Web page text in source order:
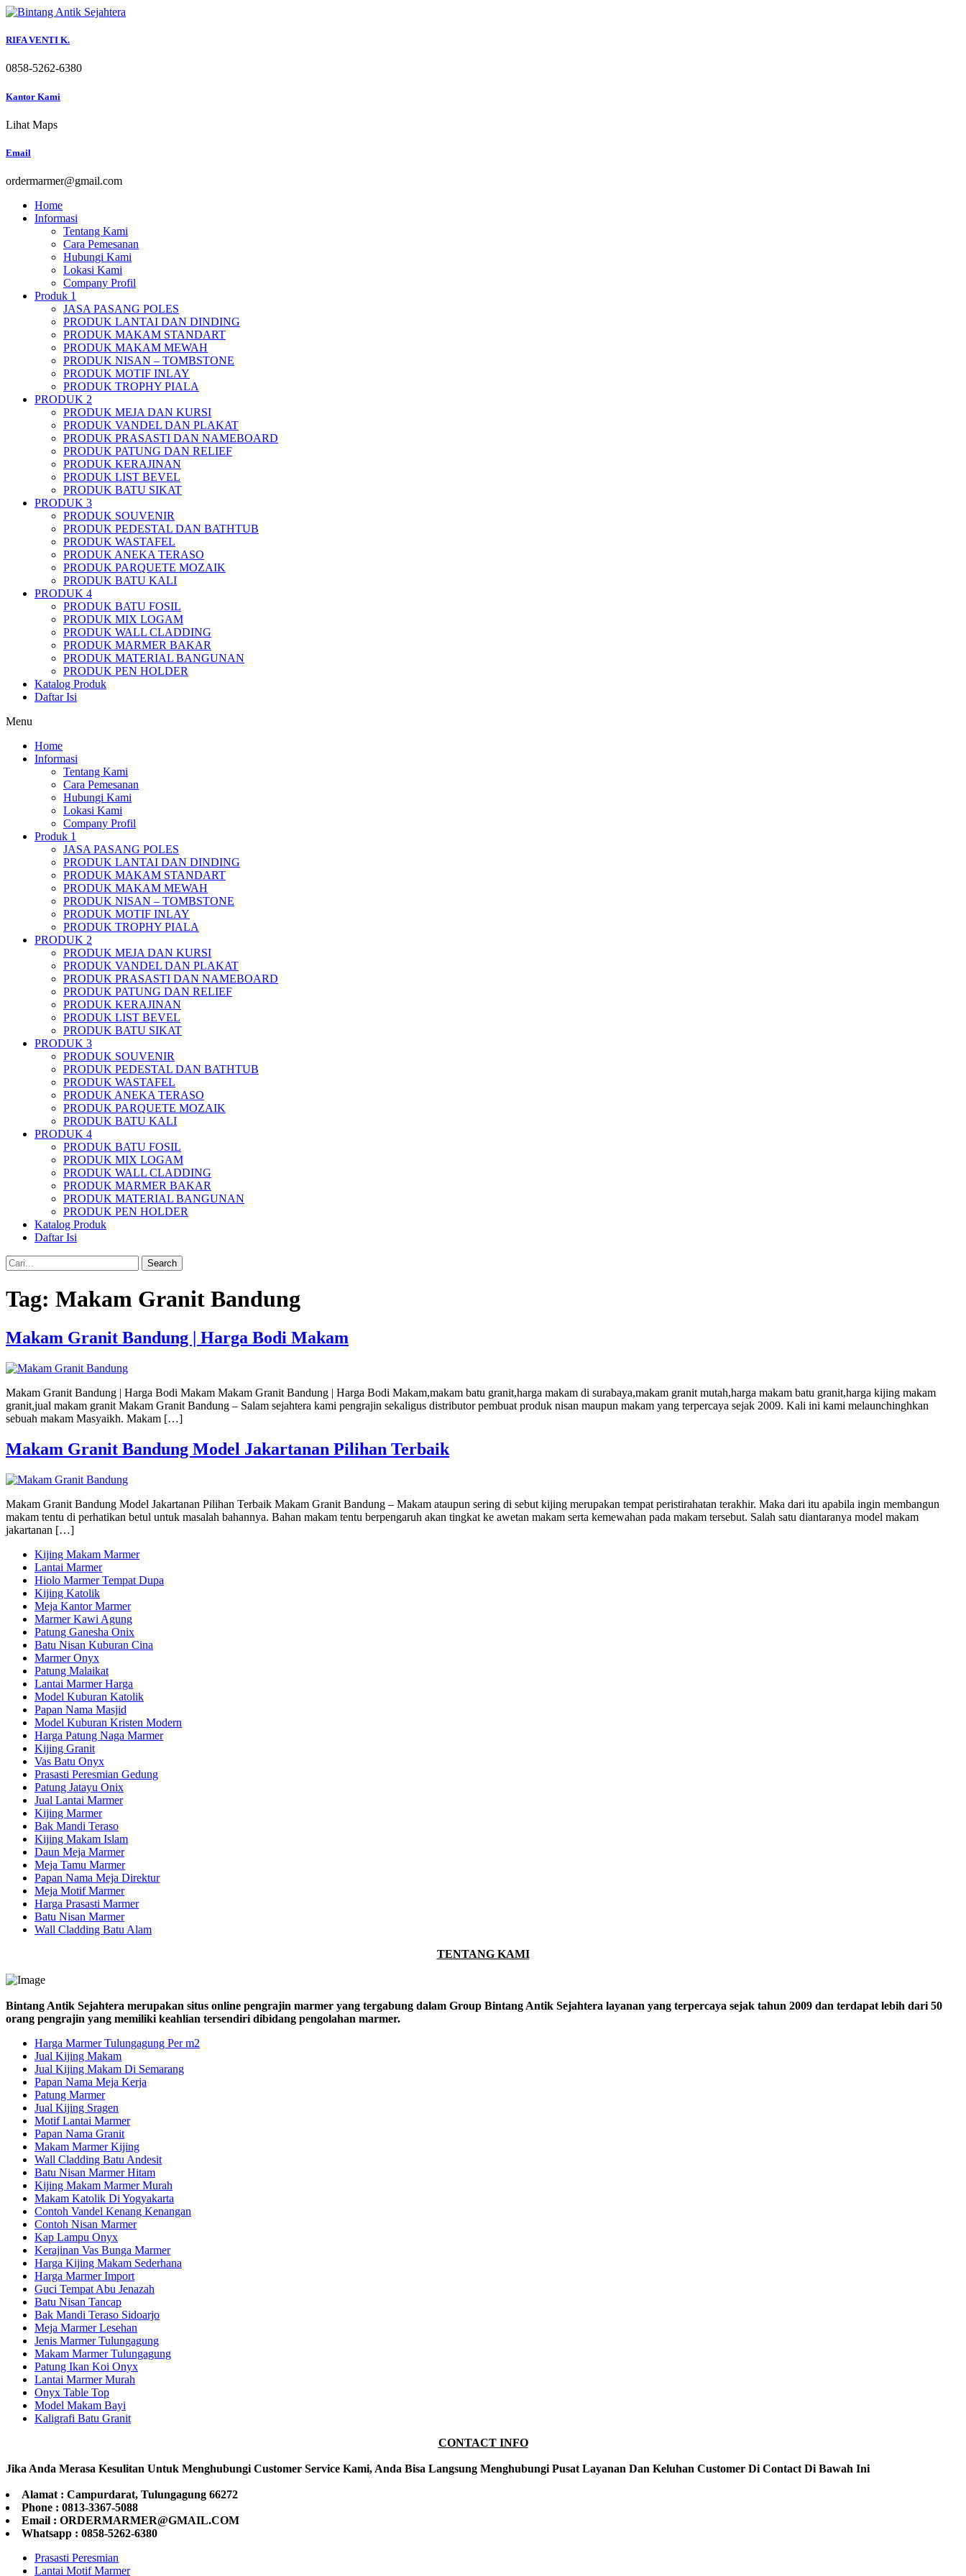
Skip
content
RIFA VENTI K.
0858-5262-6380
Kantor Kami
Lihat Maps
Email
ordermarmer@gmail.com
Home
Informasi
Tentang Kami
Cara Pemesanan
Hubungi Kami
Lokasi Kami
Company Profil
Produk 1
JASA PASANG POLES
PRODUK LANTAI DAN DINDING
PRODUK MAKAM STANDART
PRODUK MAKAM MEWAH
PRODUK NISAN – TOMBSTONE
PRODUK MOTIF INLAY
PRODUK TROPHY PIALA
PRODUK 2
PRODUK MEJA DAN KURSI
PRODUK VANDEL DAN PLAKAT
PRODUK PRASASTI DAN NAMEBOARD
PRODUK PATUNG DAN RELIEF
PRODUK KERAJINAN
PRODUK LIST BEVEL
PRODUK BATU SIKAT
PRODUK 3
PRODUK SOUVENIR
PRODUK PEDESTAL DAN BATHTUB
PRODUK WASTAFEL
PRODUK ANEKA TERASO
PRODUK PARQUETE MOZAIK
PRODUK BATU KALI
PRODUK 4
PRODUK BATU FOSIL
PRODUK MIX LOGAM
PRODUK WALL CLADDING
PRODUK MARMER BAKAR
PRODUK MATERIAL BANGUNAN
PRODUK PEN HOLDER
Katalog Produk
Daftar Isi
Menu
Home
Informasi
Tentang Kami
Cara Pemesanan
Hubungi Kami
Lokasi Kami
Company Profil
Produk 1
JASA PASANG POLES
PRODUK LANTAI DAN DINDING
PRODUK MAKAM STANDART
PRODUK MAKAM MEWAH
PRODUK NISAN – TOMBSTONE
PRODUK MOTIF INLAY
PRODUK TROPHY PIALA
PRODUK 2
PRODUK MEJA DAN KURSI
PRODUK VANDEL DAN PLAKAT
PRODUK PRASASTI DAN NAMEBOARD
PRODUK PATUNG DAN RELIEF
PRODUK KERAJINAN
PRODUK LIST BEVEL
PRODUK BATU SIKAT
PRODUK 3
PRODUK SOUVENIR
PRODUK PEDESTAL DAN BATHTUB
PRODUK WASTAFEL
PRODUK ANEKA TERASO
PRODUK PARQUETE MOZAIK
PRODUK BATU KALI
PRODUK 4
PRODUK BATU FOSIL
PRODUK MIX LOGAM
PRODUK WALL CLADDING
PRODUK MARMER BAKAR
PRODUK MATERIAL BANGUNAN
PRODUK PEN HOLDER
Katalog Produk
Daftar Isi
Search
Tag: Makam Granit Bandung
Makam Granit Bandung | Harga Bodi Makam
Makam Granit Bandung | Harga Bodi Makam Makam Granit Bandung | Harga Bodi Makam,makam batu granit,harga makam di surabaya,makam granit mutah,harga makam batu granit,harga kijing makam
granit,jual makam granit Makam Granit Bandung – Salam sejahtera kami pengrajin sekaligus distributor pembuat produk nisan maupun makam yang terpercaya sejak 2009. Kali ini kami melaunchinghkan
sebuah makam Masyaikh. Makam […]
Makam Granit Bandung Model Jakartanan Pilihan Terbaik
Makam Granit Bandung Model Jakartanan Pilihan Terbaik Makam Granit Bandung – Makam ataupun sering di sebut kijing merupakan tempat peristirahatan terakhir. Maka dari itu apabila ingin membangun
makam tentu di perhatikan betul untuk masalah bahannya. Bahan makam tentu berpengaruh akan tingkat ke awetan makam serta kemewahan pada makam tersebut. Salah satu diantaranya model makam
jakartanan […]
Kijing Makam Marmer
Lantai Marmer
Hiolo Marmer Tempat Dupa
Kijing Katolik
Meja Kantor Marmer
Marmer Kawi Agung
Patung Ganesha Onix
Batu Nisan Kuburan Cina
Marmer Onyx
Patung Malaikat
Lantai Marmer Harga
Model Kuburan Katolik
Papan Nama Masjid
Model Kuburan Kristen Modern
Harga Patung Naga Marmer
Kijing Granit
Vas Batu Onyx
Prasasti Peresmian Gedung
Patung Jatayu Onix
Jual Lantai Marmer
Kijing Marmer
Bak Mandi Teraso
Kijing Makam Islam
Daun Meja Marmer
Meja Tamu Marmer
Papan Nama Meja Direktur
Meja Motif Marmer
Harga Prasasti Marmer
Batu Nisan Marmer
Wall Cladding Batu Alam
TENTANG KAMI
Bintang Antik Sejahtera merupakan situs online pengrajin marmer yang tergabung dalam Group Bintang Antik Sejahtera layanan yang terpercaya sejak tahun 2009 dan terdapat lebih dari 50
orang pengrajin yang memiliki keahlian tersendiri dibidang pengolahan marmer.
Harga Marmer Tulungagung Per m2
Jual Kijing Makam
Jual Kijing Makam Di Semarang
Papan Nama Meja Kerja
Patung Marmer
Jual Kijing Sragen
Motif Lantai Marmer
Papan Nama Granit
Makam Marmer Kijing
Wall Cladding Batu Andesit
Batu Nisan Marmer Hitam
Kijing Makam Marmer Murah
Makam Katolik Di Yogyakarta
Contoh Vandel Kenang Kenangan
Contoh Nisan Marmer
Kap Lampu Onyx
Kerajinan Vas Bunga Marmer
Harga Kijing Makam Sederhana
Harga Marmer Import
Guci Tempat Abu Jenazah
Batu Nisan Tancap
Bak Mandi Teraso Sidoarjo
Meja Marmer Lesehan
Jenis Marmer Tulungagung
Makam Marmer Tulungagung
Patung Ikan Koi Onyx
Lantai Marmer Murah
Onyx Table Top
Model Makam Bayi
Kaligrafi Batu Granit
CONTACT INFO
Jika Anda Merasa Kesulitan Untuk Menghubungi Customer Service Kami, Anda Bisa Langsung Menghubungi Pusat Layanan Dan Keluhan Customer Di Contact Di Bawah Ini
Alamat : Campurdarat, Tulungagung 66272
Phone : 0813-3367-5088
Email : ORDERMARMER@GMAIL.COM
Whatsapp : 0858-5262-6380
Prasasti Peresmian
Lantai Motif Marmer